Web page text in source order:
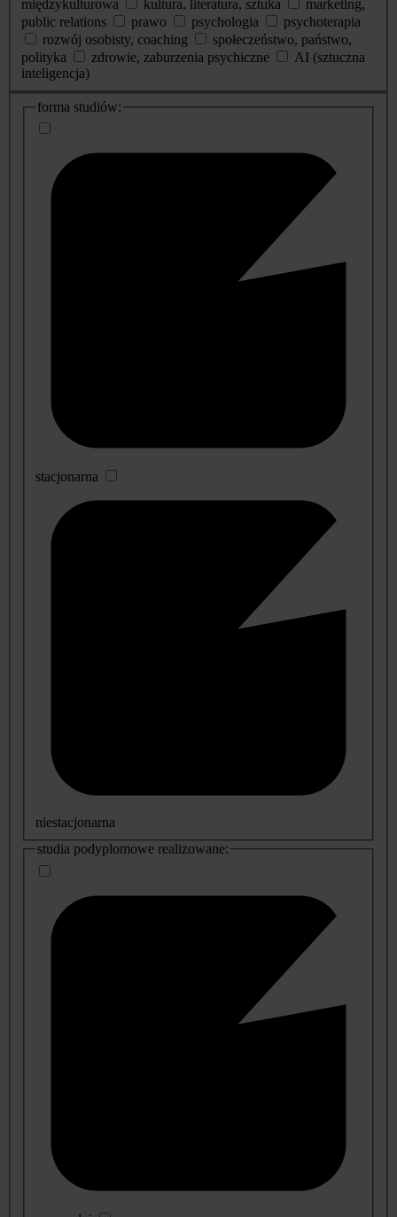
międzykulturowa
kultura, literatura, sztuka
marketing,
public relations
prawo psychologia
psychoterapia
rozwój osobisty, coaching
społeczeństwo, państwo,
polityka
zdrowie, zaburzenia psychiczne
AI (sztuczna
inteligencja)
dodatkowe
informacje
forma studiów:
stacjonarna
niestacjonarna
studia podyplomowe realizowane: